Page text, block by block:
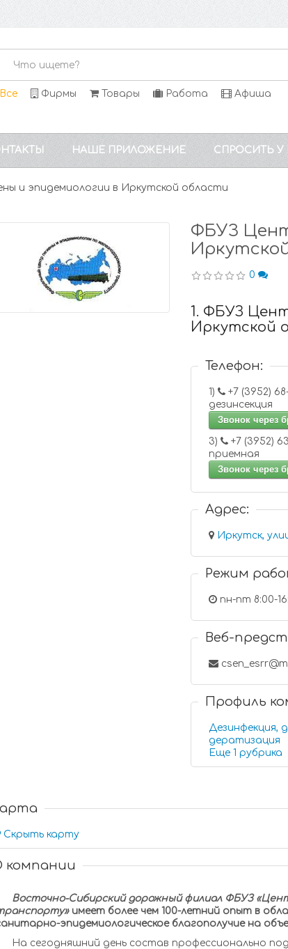
Все Фирмы Товары Работа Афиша
НАШЕ ПРИЛОЖЕНИЕ СПРОСИТЬ У
и эпидемиологии в Иркутской области
ФБУЗ
0
1. ФБУЗ
Иркутской
Телефон:
1)
+7 (3952) 68-12-62
дезинсекция
Звонок через
3)
+7 (3952) 63-66-30
приемная
Звонок через
Адрес:
Иркутск,
Режим
пн-пт 8:00-
Веб-
Профиль
Дезинфекция,
дератизация
Еще 1 рубрика
Скрыть карту
компании
Восточно-Сибирский дорожный филиал ФБУЗ
имеет более чем 100-летний опыт в
эпидемиологическое благополучие на
На сегодняшний день состав профессионально